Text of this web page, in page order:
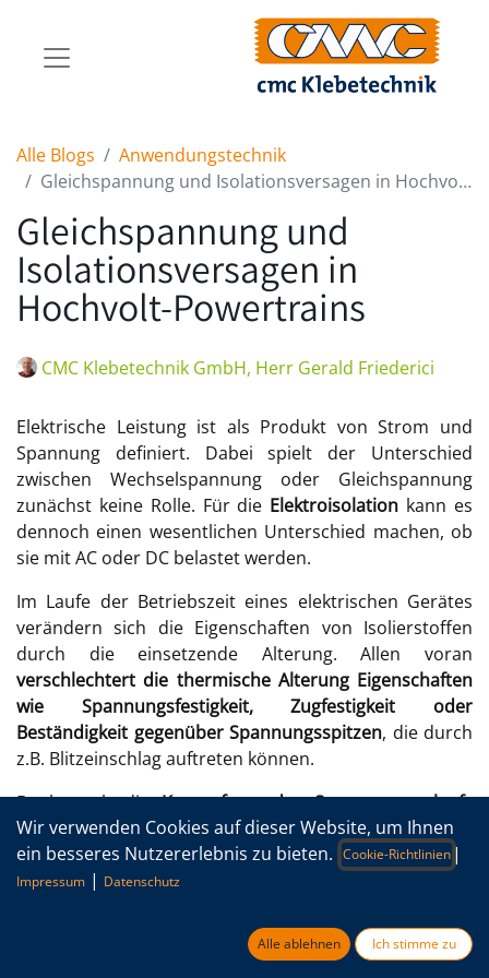
Alle Blogs
Anwendungstechnik
Gleichspannung und Isolationsversagen in Hochvolt-Powertrains
Gleichspannung und
Isolationsversagen in
Hochvolt-Powertrains
CMC Klebetechnik GmbH, Herr Gerald Friederici
Elektrische Leistung ist als Produkt von Strom und
Spannung definiert. Dabei spielt der Unterschied
zwischen Wechselspannung oder Gleichspannung
zunächst keine Rolle. Für die Elektroisolation kann es
dennoch einen wesentlichen Unterschied machen, ob
sie mit AC oder DC belastet werden.
Im Laufe der Betriebszeit eines elektrischen Gerätes
verändern sich die Eigenschaften von Isolierstoffen
durch die einsetzende Alterung. Allen voran
verschlechtert die thermische Alterung Eigenschaften
wie Spannungsfestigkeit, Zugfestigkeit oder
Beständigkeit gegenüber Spannungsspitzen, die durch
z.B. Blitzeinschlag auftreten können.
Doch auch dieKurvenform des Spannungsverlaufs
belastet Isolationswerkstoffe unterschiedlich. Steile
Anstiegsflanken (dU/dt) und hohe Wechselfrequenzen
schaden vor allem polaren Isolationswerkstoffen durch
Diese elektrischen Felder können sich im Wechselfeld
oberhalb bestimmter Frequenzen (>100 kHz) nicht
Wir verwenden Cookies auf dieser Website, um Ihnen
ein besseres Nutzererlebnis zu bieten. Cookie-Richtlinien |
Impressum | Datenschutz
Alle ablehnen Ich stimme zu